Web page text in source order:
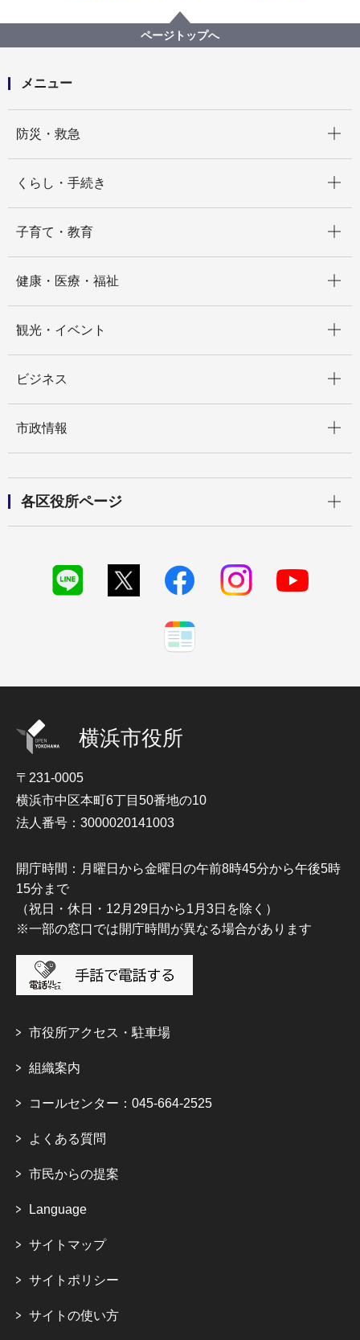
【入札結果掲載】粗大ごみ収集運搬業務委託（東部地
区）
ページトップへ
メニュー
防災・救急
くらし・手続き
子育て・教育
健康・医療・福祉
観光・イベント
ビジネス
市政情報
各区役所ページ
横浜市役所
〒231-0005
横浜市中区本町6丁目50番地の10
法人番号：3000020141003
開庁時間：月曜日から金曜日の午前8時45分から午後5時
15分まで
（祝日・休日・12月29日から1月3日を除く）
※一部の窓口では開庁時間が異なる場合があります
市役所アクセス・駐車場
組織案内
コールセンター：045-664-2525
よくある質問
市民からの提案
Language
サイトマップ
サイトポリシー
サイトの使い方